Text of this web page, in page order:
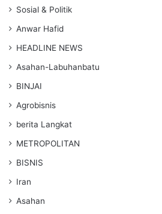
Sosial & Politik
Anwar Hafid
HEADLINE NEWS
Asahan-Labuhanbatu
BINJAI
Agrobisnis
berita Langkat
METROPOLITAN
BISNIS
Iran
Asahan